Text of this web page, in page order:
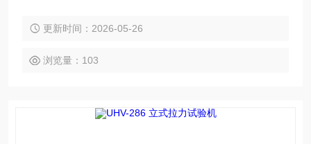
更新时间：2026-05-26
浏览量：103